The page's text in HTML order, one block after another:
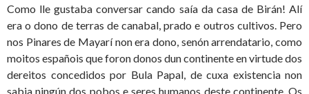
Como lle gustaba conversar cando saía da casa de Birán! Alí
era o dono de terras de canabal, prado e outros cultivos. Pero
nos Pinares de Mayarí non era dono, senón arrendatario, como
moitos españois que foron donos dun continente en virtude dos
dereitos concedidos por Bula Papal, de cuxa existencia non
sabia ningún dos pobos e seres humanos deste continente. Os